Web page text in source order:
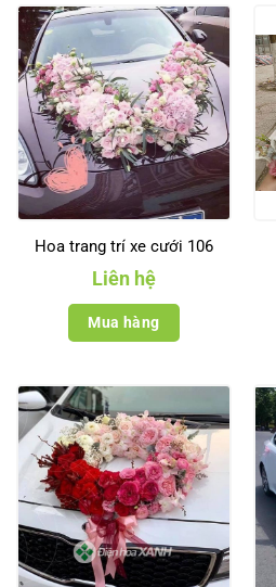
Hoa trang trí xe cưới 106
Liên hệ
Mua hàng